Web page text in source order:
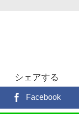
シェアする
Facebook